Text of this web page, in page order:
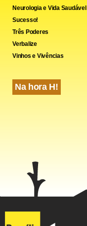
Neurologia e Vida Saudável
Sucesso!
Três Poderes
Verbalize
Vinhos e Vivências
Na hora H!